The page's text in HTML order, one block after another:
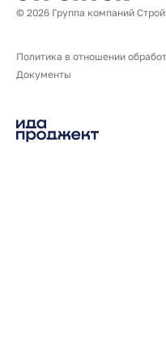
© 2026 Группа компаний
Политика в отношении
Документы